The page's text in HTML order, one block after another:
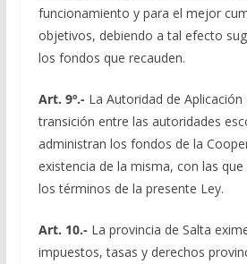
funcionamiento y para el mejor
objetivos, debiendo a tal efecto
los fondos que recauden.
Art. 9º.- La Autoridad de
transición entre las autoridades
administran los fondos de la
existencia de la misma, con las
los términos de la presente Ley.
Art. 10.- La provincia de Salta
impuestos, tasas y derechos